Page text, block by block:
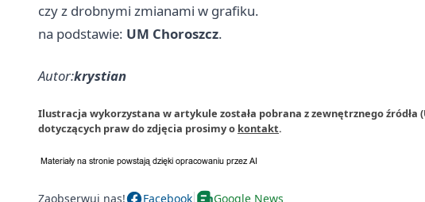
czy z drobnymi zmianami w grafiku.
na podstawie: UM Choroszcz.
Autor:krystian
Ilustracja wykorzystana w artykule została pobrana z zewnętrznego źródła
dotyczących praw do zdjęcia prosimy o kontakt.
Zaobserwuj nas! Facebook Google News